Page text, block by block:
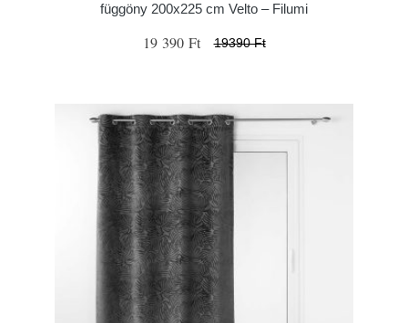
függöny 200x225 cm Velto – Filumi
19 390 Ft 19390 Ft